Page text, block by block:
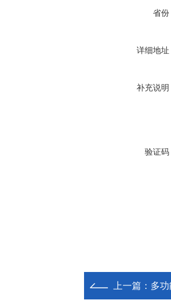
省份
详细地址
补充说明
验证码
上一篇： 多